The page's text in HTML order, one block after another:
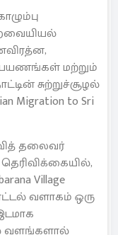
மற்றும்
சுற்றுச்சூழல்
Migration to Sri
தலைவர்
Village
வளாகம் ஒரு
வளங்களால்